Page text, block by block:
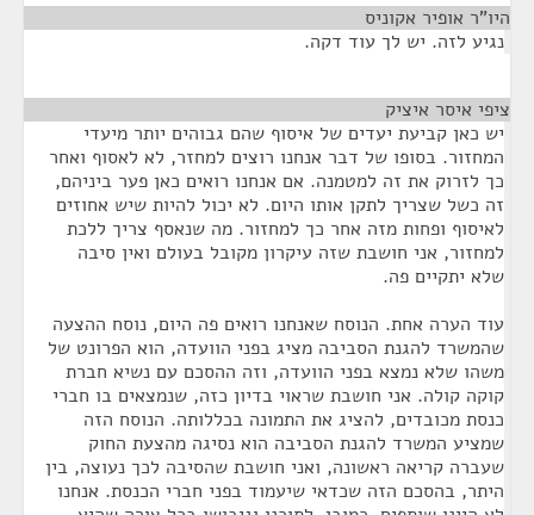
היו"ר אופיר אקוניס
נגיע לזה. יש לך עוד דקה.
ציפי איסר איציק
יש כאן קביעת יעדים של איסוף שהם גבוהים יותר מיעדי
המחזור. בסופו של דבר אנחנו רוצים למחזר, לא לאסוף ואחר
כך לזרוק את זה למטמנה. אם אנחנו רואים כאן פער ביניהם,
זה כשל שצריך לתקן אותו היום. לא יכול להיות שיש אחוזים
לאיסוף ופחות מזה אחר כך למחזור. מה שנאסף צריך ללכת
למחזור, אני חושבת שזה עיקרון מקובל בעולם ואין סיבה
שלא יתקיים פה.
עוד הערה אחת. הנוסח שאנחנו רואים פה היום, נוסח ההצעה
שהמשרד להגנת הסביבה מציג בפני הוועדה, הוא הפרונט של
משהו שלא נמצא בפני הוועדה, וזה ההסכם עם נשיא חברת
קוקה קולה. אני חושבת שראוי בדיון כזה, שנמצאים בו חברי
כנסת מכובדים, להציג את התמונה בכללותה. הנוסח הזה
שמציע המשרד להגנת הסביבה הוא נסיגה מהצעת החוק
שעברה קריאה ראשונה, ואני חושבת שהסיבה לכך נעוצה, בין
היתר, בהסכם הזה שכדאי שיעמוד בפני חברי הכנסת. אנחנו